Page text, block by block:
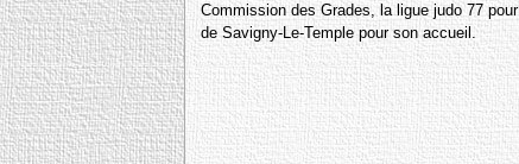
Commission des Grades, la ligue judo 77
de Savigny-Le-Temple pour son accueil.